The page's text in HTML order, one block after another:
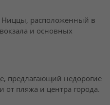
Ниццы, расположенный в
и основных
предлагающий недорогие
от пляжа и центра города.